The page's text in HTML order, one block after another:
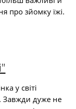
про зйомку їжі.
у світі
Завжди дуже не